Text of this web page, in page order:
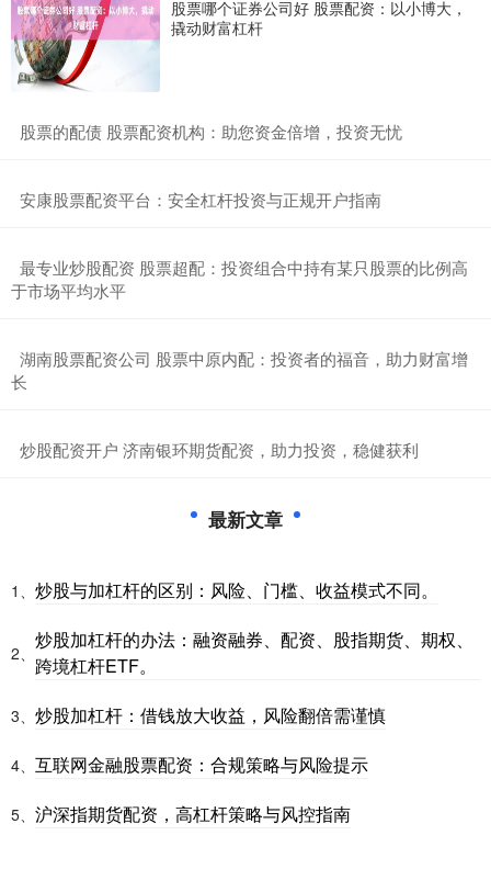
股票哪个证券公司好 股票配资：以小博大，
撬动财富杠杆
​股票的配债 股票配资机构：助您资金倍增，投资无忧
​安康股票配资平台：安全杠杆投资与正规开户指南
​最专业炒股配资 股票超配：投资组合中持有某只股票的比例高
于市场平均水平
​湖南股票配资公司 股票中原内配：投资者的福音，助力财富增
长
​炒股配资开户 济南银环期货配资，助力投资，稳健获利
最新文章
1、 炒股与加杠杆的区别：风险、门槛、收益模式不同。
2、
炒股加杠杆的办法：融资融券、配资、股指期货、期权、
跨境杠杆ETF。
3、 炒股加杠杆：借钱放大收益，风险翻倍需谨慎
4、 互联网金融股票配资：合规策略与风险提示
5、 沪深指期货配资，高杠杆策略与风控指南